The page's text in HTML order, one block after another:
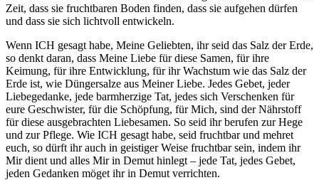
Zeit, dass sie fruchtbaren Boden finden, dass sie aufgehen dürfen
und dass sie sich lichtvoll entwickeln.
Wenn ICH gesagt habe, Meine Geliebten, ihr seid das Salz der Erde,
so denkt daran, dass Meine Liebe für diese Samen, für ihre
Keimung, für ihre Entwicklung, für ihr Wachstum wie das Salz der
Erde ist, wie Düngersalze aus Meiner Liebe. Jedes Gebet, jeder
Liebegedanke, jede barmherzige Tat, jedes sich Verschenken für
eure Geschwister, für die Schöpfung, für Mich, sind der Nährstoff
für diese ausgebrachten Liebesamen. So seid ihr berufen zur Hege
und zur Pflege. Wie ICH gesagt habe, seid fruchtbar und mehret
euch, so dürft ihr auch in geistiger Weise fruchtbar sein, indem ihr
Mir dient und alles Mir in Demut hinlegt – jede Tat, jedes Gebet,
jeden Gedanken möget ihr in Demut verrichten.